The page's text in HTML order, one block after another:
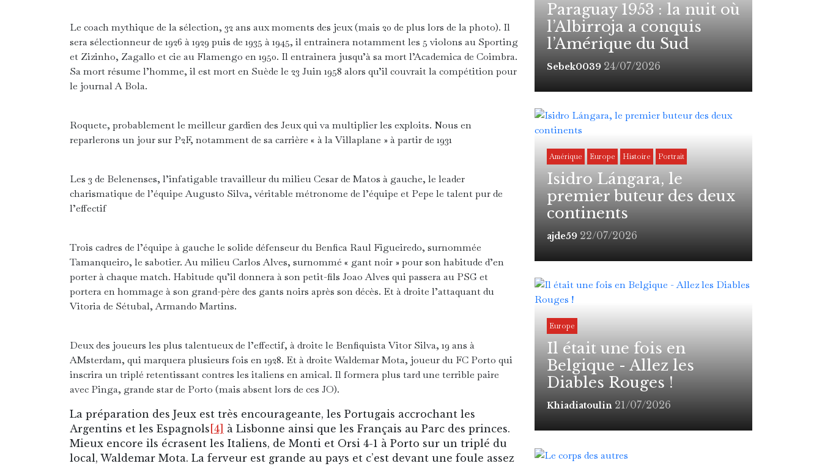
Le coach mythique de la sélection, 32 ans aux moments des jeux (mais 20 de plus lors de la photo). Il
sera sélectionneur de 1926 à 1929 puis de 1935 à 1945, il entrainera notamment les 5 violons au Sporting
et Zizinho, Zagallo et cie au Flamengo en 1950. Il entrainera jusqu’à sa mort l’Academica de Coimbra.
Sa mort résume l’homme, il est mort en Suède le 23 Juin 1958 alors qu’il couvrait la compétition pour
le journal A Bola.
Roquete, probablement le meilleur gardien des Jeux qui va multiplier les exploits. Nous en
reparlerons un jour sur P2F, notamment de sa carrière « à la Villaplane » à partir de 1931
Les 3 de Belenenses, l’infatigable travailleur du milieu Cesar de Matos à gauche, le leader
charismatique de l’équipe Augusto Silva, véritable métronome de l’équipe et Pepe le talent pur de
l’effectif
Trois cadres de l’équipe à gauche le solide défenseur du Benfica Raul Figueiredo, surnommée
Tamanqueiro, le sabotier. Au milieu Carlos Alves, surnommé « gant noir » pour son habitude d’en
porter à chaque match. Habitude qu’il donnera à son petit-fils Joao Alves qui passera au PSG et
portera en hommage à son grand-père des gants noirs après son décès. Et à droite l’attaquant du
Vitoria de Sétubal, Armando Martins.
Deux des joueurs les plus talentueux de l’effectif, à droite le Benfiquista Vitor Silva, 19 ans à
AMsterdam, qui marquera plusieurs fois en 1928. Et à droite Waldemar Mota, joueur du FC Porto qui
inscrira un triplé retentissant contres les italiens en amical. Il formera plus tard une terrible paire
avec Pinga, grande star de Porto (mais absent lors de ces JO).
La préparation des Jeux est très encourageante, les Portugais accrochant les
Argentins et les Espagnols [4]
à Lisbonne ainsi que les Français au Parc des princes.
Mieux encore ils écrasent les Italiens, de Monti et Orsi 4-1 à Porto sur un triplé du
local, Waldemar Mota. La ferveur est grande au pays et c’est devant une foule assez
Paraguay 1953 : la nuit où
l’Albirroja a conquis
l’Amérique du Sud
Sebek0039 24/07/2026
Amérique Europe Histoire Portrait
Isidro Lángara, le
premier buteur des deux
continents
ajde59 22/07/2026
Europe
Il était une fois en
Belgique - Allez les
Diables Rouges !
Khiadiatoulin 21/07/2026